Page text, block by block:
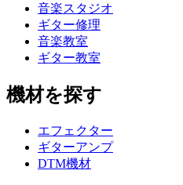
音楽スタジオ
ギター修理
音楽教室
ギター教室
機材を探す
エフェクター
ギターアンプ
DTM機材